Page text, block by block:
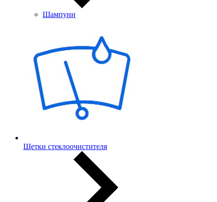
Шампуни
Щетки стеклоочистителя